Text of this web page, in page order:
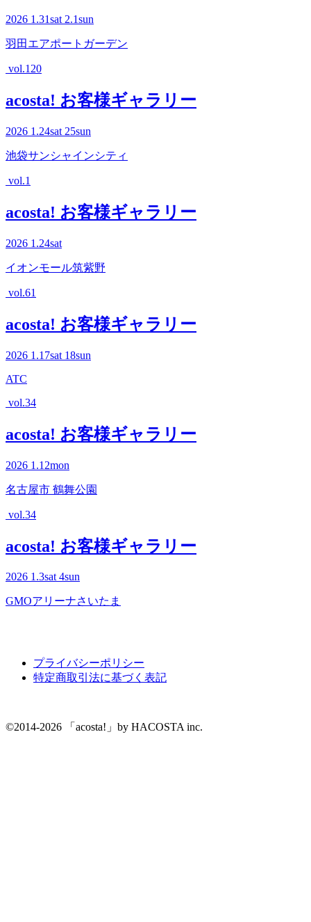
2026 1.31sat 2.1sun
羽田エアポートガーデン
vol.120
acosta! お客様ギャラリー
2026 1.24sat 25sun
池袋サンシャインシティ
vol.1
acosta! お客様ギャラリー
2026 1.24sat
イオンモール筑紫野
vol.61
acosta! お客様ギャラリー
2026 1.17sat 18sun
ATC
vol.34
acosta! お客様ギャラリー
2026 1.12mon
名古屋市 鶴舞公園
vol.34
acosta! お客様ギャラリー
2026 1.3sat4sun
GMOアリーナさいたま
プライバシーポリシー
特定商取引法に基づく表記
©2014-2026 「acosta!」by HACOSTA inc.